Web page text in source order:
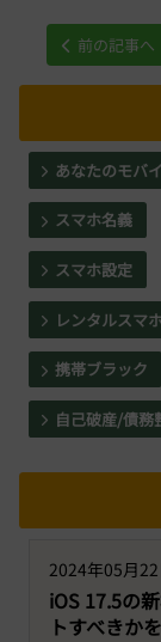
前の記事へ
あなたのモバ
スマホ名義
スマホ設定
レンタルスマ
携帯ブラック
自己破産/債務
2024年05月22
iOS 17.5の
トすべきか